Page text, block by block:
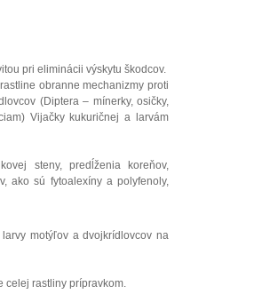
pri eliminácii výskytu škodcov.
obranne mechanizmy proti
(Diptera – mínerky, osičky,
Vijačky kukuričnej a larvám
steny, predĺženia koreňov,
ako sú fytoalexíny a polyfenoly,
motýľov a dvojkrídlovcov na
celej rastliny prípravkom.